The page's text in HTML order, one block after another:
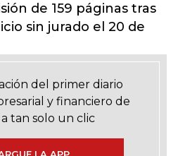
de 159 páginas tras
sin jurado el 20 de
del primer diario
y financiero de
tan solo un clic